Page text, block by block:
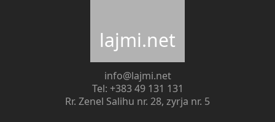
lajmi.net
info@lajmi.net
Tel: +383 49 131 131
Rr. Zenel Salihu nr. 28, zyrja nr. 5